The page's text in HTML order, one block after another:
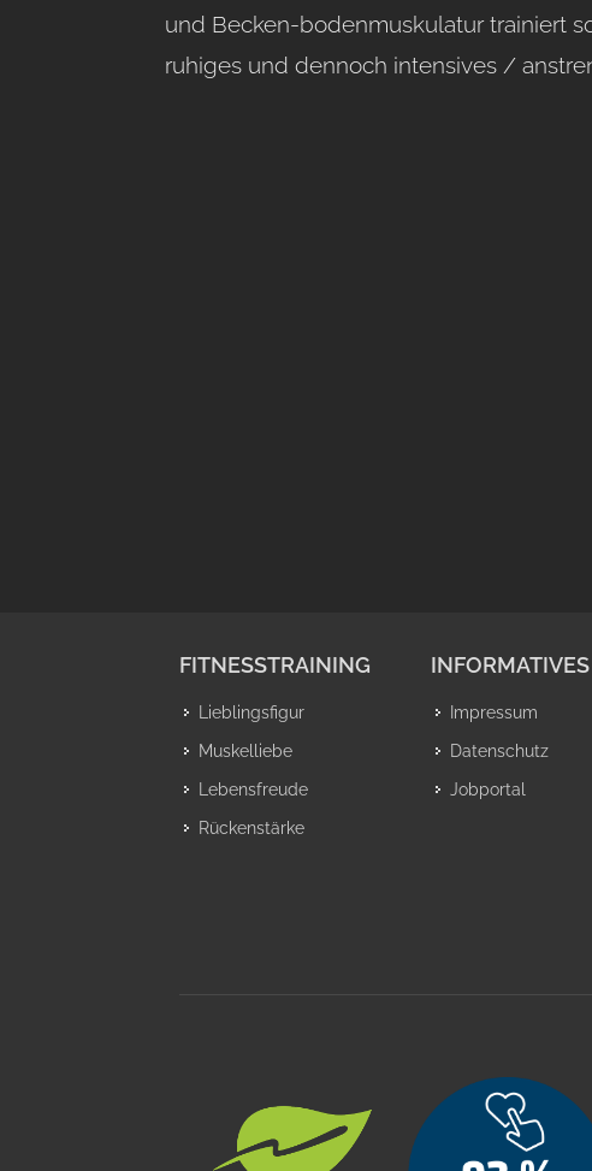
und Becken-bodenmuskulatur trainiert
ruhiges und dennoch intensives /
FITNESSTRAINING
Lieblingsfigur
Muskelliebe
Lebensfreude
Rückenstärke
INFORMATIVES
Impressum
Datenschutz
Jobportal